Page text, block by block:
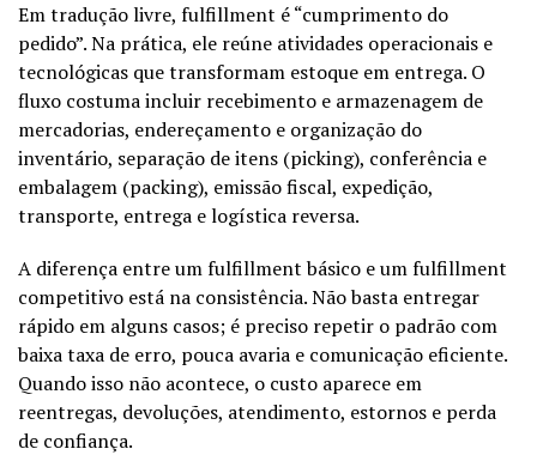
Em tradução livre, fulfillment é “cumprimento do
pedido”. Na prática, ele reúne atividades operacionais e
tecnológicas que transformam estoque em entrega. O
fluxo costuma incluir recebimento e armazenagem de
mercadorias, endereçamento e organização do
inventário, separação de itens (picking), conferência e
embalagem (packing), emissão fiscal, expedição,
transporte, entrega e logística reversa.
A diferença entre um fulfillment básico e um fulfillment
competitivo está na consistência. Não basta entregar
rápido em alguns casos; é preciso repetir o padrão com
baixa taxa de erro, pouca avaria e comunicação eficiente.
Quando isso não acontece, o custo aparece em
reentregas, devoluções, atendimento, estornos e perda
de confiança.